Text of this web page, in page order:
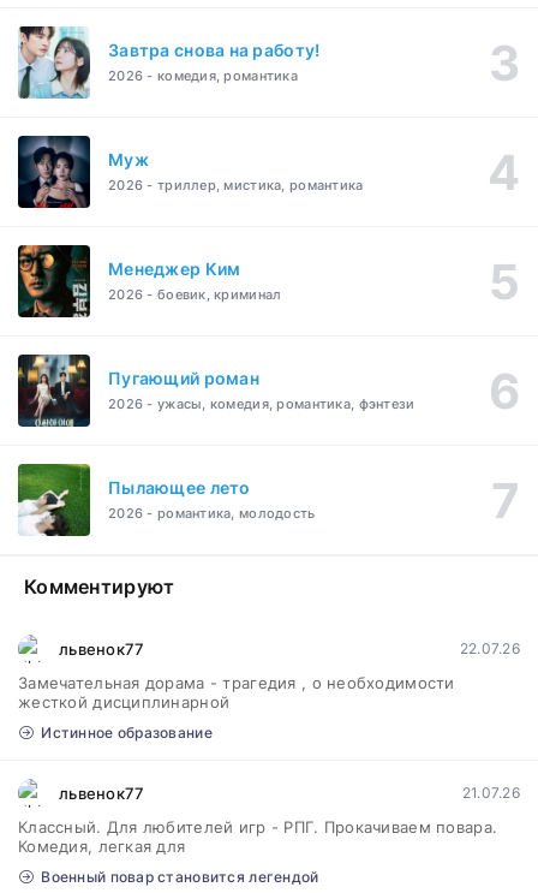
Завтра снова на работу!
2026 - комедия, романтика
Муж
2026 - триллер, мистика, романтика
Менеджер Ким
2026 - боевик, криминал
Пугающий роман
2026 - ужасы, комедия, романтика, фэнтези
Пылающее лето
2026 - романтика, молодость
Комментируют
львенок77 22.07.26
Замечательная дорама - трагедия , о необходимости
жесткой дисциплинарной
Истинное образование
львенок77 21.07.26
Классный. Для любителей игр - РПГ. Прокачиваем повара.
Комедия, легкая для
Военный повар становится легендой